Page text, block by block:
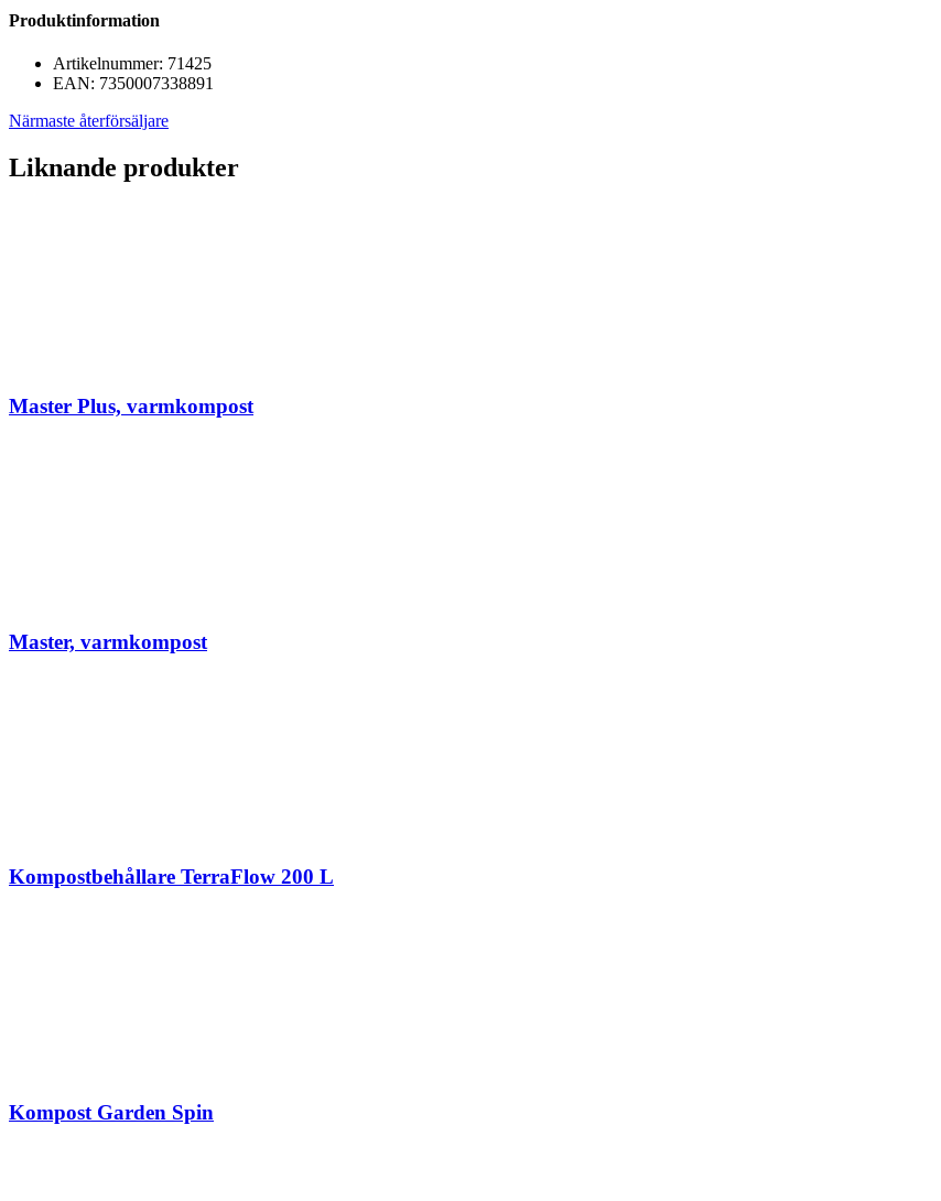
Produktinformation
Artikelnummer: 71425
EAN: 7350007338891
Närmaste återförsäljare
Liknande produkter
Master Plus, varmkompost
Master, varmkompost
Kompostbehållare TerraFlow 200 L
Kompost Garden Spin